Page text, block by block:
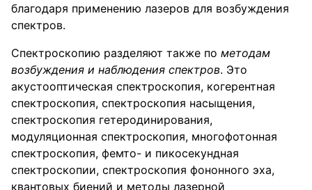
благодаря применению лазеров для возбуждения
спектров.
Спектроскопию разделяют также по методам
возбуждения и наблюдения спектров. Это
акустооптическая спектроскопия, когерентная
спектроскопия, спектроскопия насыщения,
спектроскопия гетеродинирования,
модуляционная спектроскопия, многофотонная
спектроскопия, фемто- и пикосекундная
спектроскопии, спектроскопия фононного эха,
квантовых биений и методы лазерной